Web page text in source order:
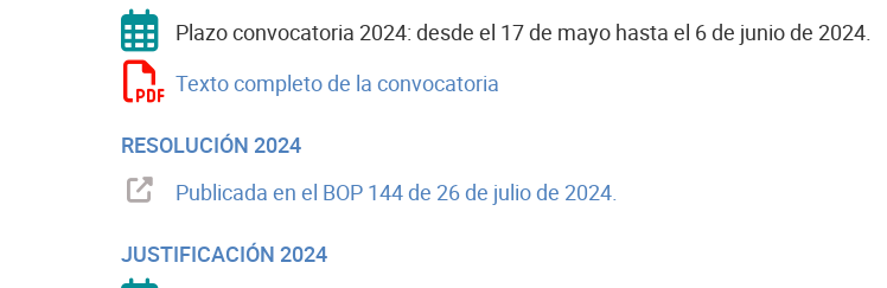
Plazo convocatoria 2024: desde el 17 de mayo hasta el 6 de junio de 2024.
Texto completo de la convocatoria
RESOLUCIÓN 2024
Publicada en el BOP 144 de 26 de julio de 2024.
JUSTIFICACIÓN 2024